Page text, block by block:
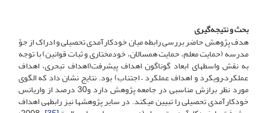
بحث و نتیجه‌گیری
هدف پژوهش حاضر بررسی رابطه میان خودکارآمدی تحصیلی و ادراک از جوّ
مدرسه (حمایت معلم، حمایت همسالان، خودمختاری و ثبات قوانین) با توجه
به نقش واسطه­ای ابعاد گوناگون اهداف پیشرفت(اهداف تبحری، اهداف
عملکرد–رویکرد و اهداف عملکرد – اجتناب) بود. نتایج نشان داد که الگوی
مورد نظر برازش مناسبی در جامعه پژوهش دارد و30 درصد از واریانس
خودکارآمدی تحصیلی را تبیین می­کند. در سایر پژوهش­ها نیز رابطه­ی اهداف